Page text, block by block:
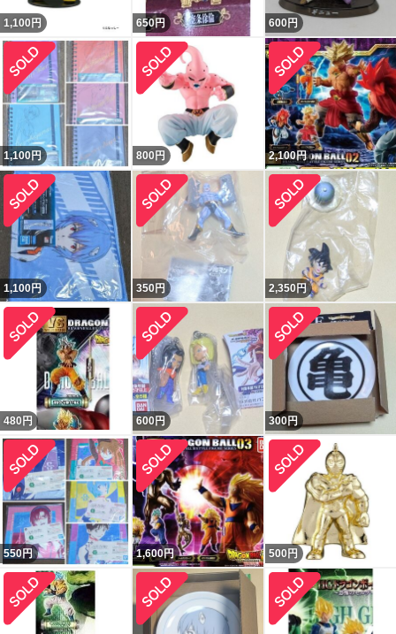
1,100 円 650円 600円
1,100円 800 円 2,100円
1,100円 350円 2,350円
480 円 600円 300円
550円 1,600円 500 円